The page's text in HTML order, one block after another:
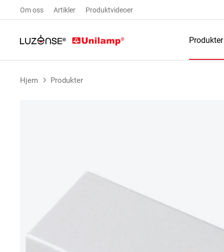
Om oss Artikler Produktvideoer
Produkter
Hjem Produkter